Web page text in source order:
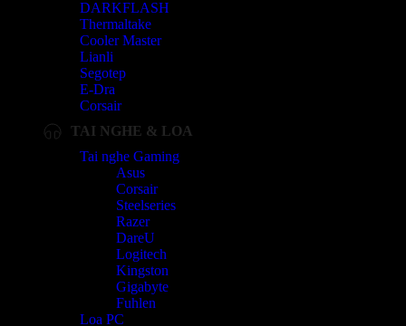
DARKFLASH
Thermaltake
Cooler Master
Lianli
Segotep
E-Dra
Corsair
TAI NGHE & LOA
Tai nghe Gaming
Asus
Corsair
Steelseries
Razer
DareU
Logitech
Kingston
Gigabyte
Fuhlen
Loa PC